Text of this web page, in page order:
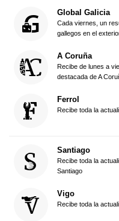
Global Galicia
Cada viernes, un
gallegos en el
A Coruña
Recibe de lunes a
destacada de A
Ferrol
Recibe toda la
Santiago
Recibe toda la
Santiago
Vigo
Recibe toda la